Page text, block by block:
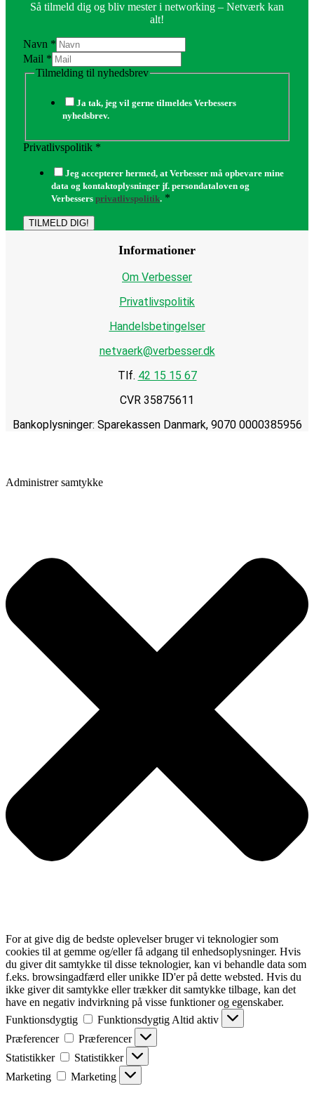
Så tilmeld dig og bliv mester i networking – Netværk kan
alt!
Navn *
Mail *
Tilmelding til nyhedsbrev
Ja tak, jeg vil gerne tilmeldes Verbessers
nyhedsbrev.
Privatlivspolitik *
Jeg accepterer hermed, at Verbesser må opbevare mine
data og kontaktoplysninger jf. persondataloven og
Verbessers privatlivspolitik. *
TILMELD DIG!
Informationer
Om Verbesser
Privatlivspolitik
Handelsbetingelser
netvaerk@verbesser.dk
Tlf. 42 15 15 67
CVR 35875611
Bankoplysninger: Sparekassen Danmark, 9070 0000385956
Administrer samtykke
For at give dig de bedste oplevelser bruger vi teknologier som
cookies til at gemme og/eller få adgang til enhedsoplysninger. Hvis
du giver dit samtykke til disse teknologier, kan vi behandle data som
f.eks. browsingadfærd eller unikke ID'er på dette websted. Hvis du
ikke giver dit samtykke eller trækker dit samtykke tilbage, kan det
have en negativ indvirkning på visse funktioner og egenskaber.
Funktionsdygtig
Funktionsdygtig Altid aktiv
Præferencer
Præferencer
Statistikker
Statistikker
Marketing
Marketing